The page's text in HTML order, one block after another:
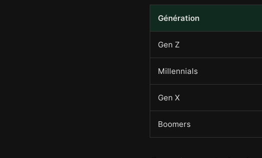
Génération
Gen Z
Millennials
Gen X
Boomers